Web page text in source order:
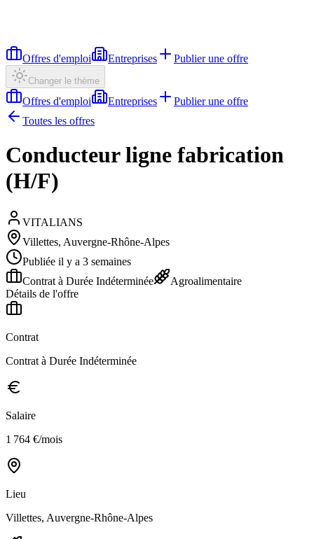
Offres d'emploi Entreprises Publier une offre
Changer le thème
Offres d'emploi Entreprises
Publier une offre
Toutes les offres
Conducteur ligne fabrication
(H/F)
VITALIANS
Villettes, Auvergne-Rhône-Alpes
Publiée il y a 3 semaines
Contrat à Durée Indéterminée
Agroalimentaire
Détails de l'offre
Contrat
Contrat à Durée Indéterminée
Salaire
1 764 €/mois
Lieu
Villettes, Auvergne-Rhône-Alpes